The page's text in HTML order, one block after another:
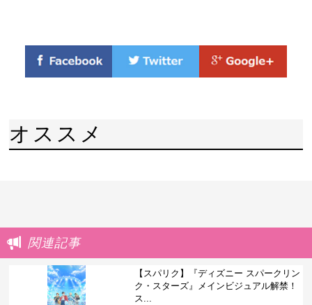
オススメ
関連記事
【スパリク】『ディズニー スパークリン
ク・スターズ』メインビジュアル解禁！
ス...